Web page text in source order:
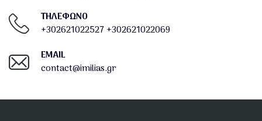
ΤΗΛΕΦΩΝΟ
+302621022527 +302621022069
EMAIL
contact@imilias.gr